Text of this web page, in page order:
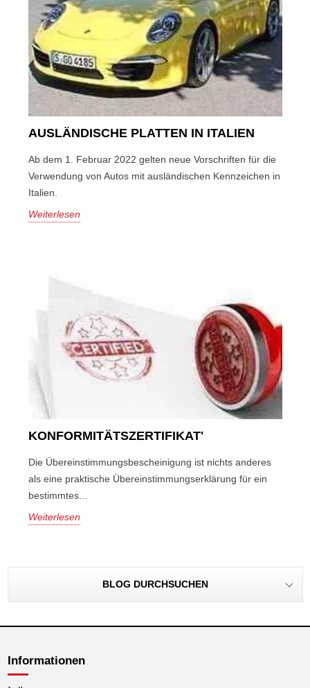
AUSLÄNDISCHE PLATTEN IN ITALIEN
Ab dem 1. Februar 2022 gelten neue Vorschriften für die
Verwendung von Autos mit ausländischen Kennzeichen in
Italien.
Weiterlesen
KONFORMITÄTSZERTIFIKAT'
Die Übereinstimmungsbescheinigung ist nichts anderes
als eine praktische Übereinstimmungserklärung für ein
bestimmtes...
Weiterlesen
BLOG DURCHSUCHEN
Informationen